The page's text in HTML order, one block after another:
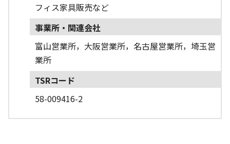
フィス家具販売など
事業所・関連会社
富山営業所，大阪営業所，名古屋営業所，埼玉営
業所
TSRコード
58-009416-2